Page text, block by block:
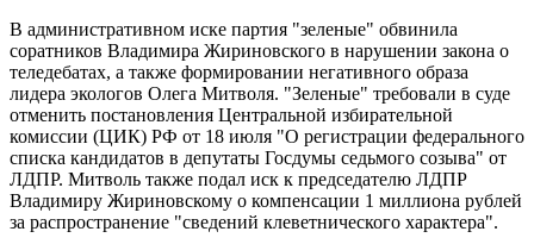
В административном иске партия "зеленые" обвинила
соратников Владимира Жириновского в нарушении закона о
теледебатах, а также формировании негативного образа
лидера экологов Олега Митволя. "Зеленые" требовали в суде
отменить постановления Центральной избирательной
комиссии (ЦИК) РФ от 18 июля "О регистрации федерального
списка кандидатов в депутаты Госдумы седьмого созыва" от
ЛДПР. Митволь также подал иск к председателю ЛДПР
Владимиру Жириновскому о компенсации 1 миллиона рублей
за распространение "сведений клеветнического характера".